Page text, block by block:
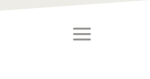
toggle menu